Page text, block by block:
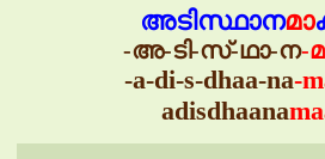
അടിസ്ഥാനമാ
-അ-ടി-സ്-ഥാ-ന-
-a-di-s-dhaa-na-
adisdhaana